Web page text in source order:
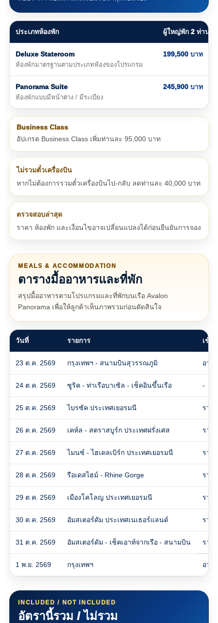
ประเภทห้องพัก ผู้ใหญ่พัก 2 ท่าน /
Deluxe Stateroom
ห้องพักมาตรฐานตามประเภทห้องของโปรแกรม
199,500 บาท
Panorama Suite
ห้องพักแบบมีหน้าต่าง / มีระเบียง
245,900 บาท
Business Class
อัปเกรด Business Class เพิ่มท่านละ 95,000 บาท
ไม่รวมตั๋วเครื่องบิน
หากไม่ต้องการรวมตั๋วเครื่องบินไป-กลับ ลดท่านละ 40,000 บาท
ตรวจสอบล่าสุด
ราคา ห้องพัก และเงื่อนไขอาจเปลี่ยนแปลงได้ก่อนยืนยันการจอง
MEALS & ACCOMMODATION
ตารางมื้ออาหารและที่พัก
สรุปมื้ออาหารตามโปรแกรมและที่พักบนเรือ Avalon
Panorama เพื่อให้ลูกค้าเห็นภาพรวมก่อนตัดสินใจ
วันที่ รายการ เช้า
23 ต.ค. 2569 กรุงเทพฯ - สนามบินสุวรรณภูมิ อาห
24 ต.ค. 2569 ซูริค - ท่าเรือบาเซิล - เช็คอินขึ้นเรือ -
25 ต.ค. 2569 ไบรซัค ประเทศเยอรมนี รวม
26 ต.ค. 2569 เคห์ล - สตราสบูร์ก ประเทศฝรั่งเศส รวม
27 ต.ค. 2569 ไมนซ์ - ไฮเดลเบิร์ก ประเทศเยอรมนี รวม
28 ต.ค. 2569 รือเดสไฮม์ - Rhine Gorge รวม
29 ต.ค. 2569 เมืองโคโลญ ประเทศเยอรมนี รวม
30 ต.ค. 2569 อัมสเตอร์ดัม ประเทศเนเธอร์แลนด์ รวม
31 ต.ค. 2569 อัมสเตอร์ดัม - เช็คเอาท์จากเรือ - สนามบิน รวม
1 พ.ย. 2569 กรุงเทพฯ อาห
INCLUDED / NOT INCLUDED
อัตรานี้รวม / ไม่รวม